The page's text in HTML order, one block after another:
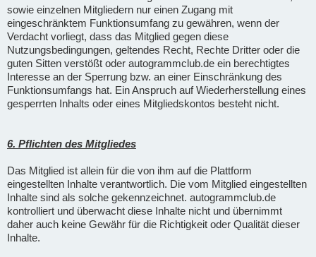
sowie einzelnen Mitgliedern nur einen Zugang mit
eingeschränktem Funktionsumfang zu gewähren, wenn der
Verdacht vorliegt, dass das Mitglied gegen diese
Nutzungsbedingungen, geltendes Recht, Rechte Dritter oder die
guten Sitten verstößt oder autogrammclub.de ein berechtigtes
Interesse an der Sperrung bzw. an einer Einschränkung des
Funktionsumfangs hat. Ein Anspruch auf Wiederherstellung eines
gesperrten Inhalts oder eines Mitgliedskontos besteht nicht.
6. Pflichten des Mitgliedes
Das Mitglied ist allein für die von ihm auf die Plattform
eingestellten Inhalte verantwortlich. Die vom Mitglied eingestellten
Inhalte sind als solche gekennzeichnet. autogrammclub.de
kontrolliert und überwacht diese Inhalte nicht und übernimmt
daher auch keine Gewähr für die Richtigkeit oder Qualität dieser
Inhalte.